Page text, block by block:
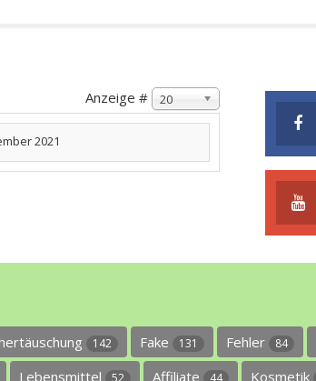
Anzeige #
20
2021
142 Fake 131 Fehler 84
Lebensmittel 52 Affiliate 44 Kosmetik